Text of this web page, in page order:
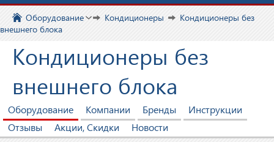
Оборудование Кондиционеры
Кондиционеры без
внешнего блока
Кондиционеры без
внешнего блока
Оборудование Компании Бренды
Инструкции
Отзывы
Акции, Скидки Новости